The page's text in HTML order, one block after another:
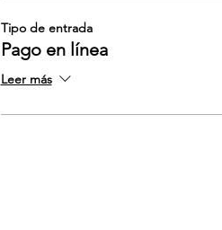
Tipo de entrada
Pago en línea
Leer más